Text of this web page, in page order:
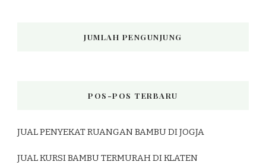
JUMLAH PENGUNJUNG
POS-POS TERBARU
JUAL PENYEKAT RUANGAN BAMBU DI JOGJA
JUAL KURSI BAMBU TERMURAH DI KLATEN